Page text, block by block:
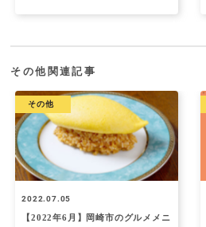
その他関連記事
その他
2022.07.05
【2022年6月】岡崎市のグルメメニ